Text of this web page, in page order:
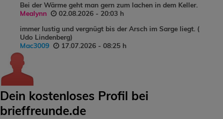
Bei der Wärme geht man gern zum lachen in dem Keller.
Mealynn
02.08.2026 - 20:03 h
immer lustig und vergnügt bis der Arsch im Sarge liegt. (
Udo Lindenberg)
Mac3009
17.07.2026 - 08:25 h
Dein kostenloses Profil bei
brieffreunde.de